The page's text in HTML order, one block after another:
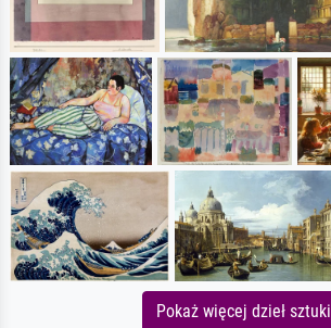
Pokaż więcej dzieł sztuki